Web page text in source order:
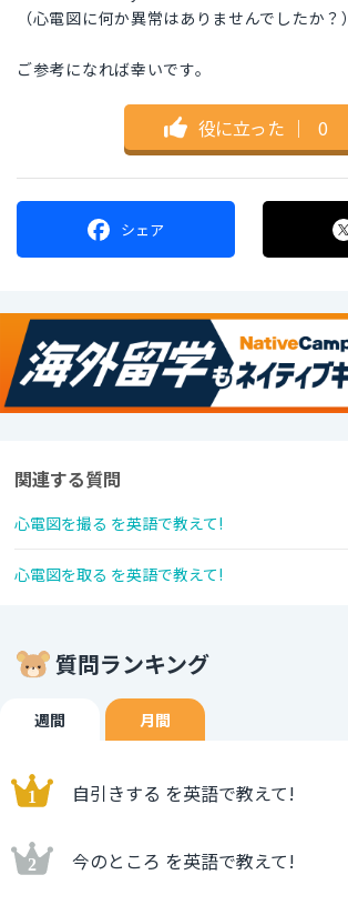
（心電図に何か異常はありませんでしたか？）
ご参考になれば幸いです。
役に立った ｜ 0
シェア
関連する質問
心電図を撮る を英語で教えて!
心電図を取る を英語で教えて!
質問ランキング
週間 月間
自引きする を英語で教えて!
今のところ を英語で教えて!